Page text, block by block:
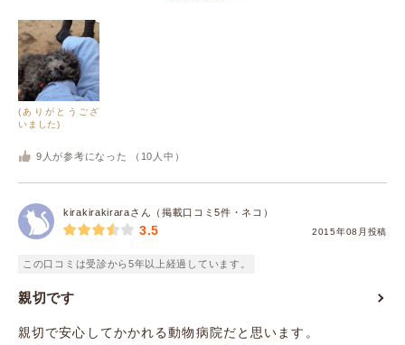
(ありがとうござ
いました)
9 人が参考になった （ 10 人中）
kirakirakiraraさん（掲載口コミ5件・ネコ）
2015年08月投稿
3.5
この口コミは受診から5年以上経過しています。
親切です
親切で安心してかかれる動物病院だと思います。